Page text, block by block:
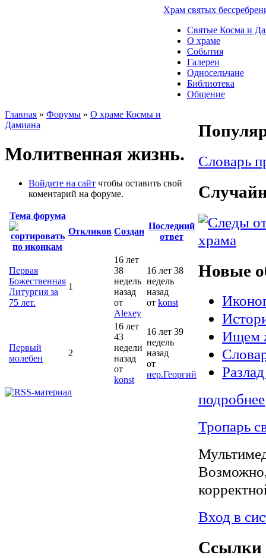
Храм святых
Святые Косма и
О храме
События
Галереи
Односельчане
Библиотека
Общение
Главная » Форумы » О храме Космы и
Дамиана
Молитвенная жизнь.
Войдите на сайт чтобы оставить свой
коментарий на форуме.
Тема форума
Откликов Создан
Последний
ответ
Первая
Божественная
Литургия за
75 лет.
1
16 лет
38
недель
назад
от
Alexey
16 лет 38
недель
назад
от konst
Первый
молебен
2
16 лет
43
недели
назад
от
konst
16 лет 39
недель
назад
от
иер.Георгий
Словарь
Новые
Ищем
подробнее
Тропарь
Вход в
Ссылки